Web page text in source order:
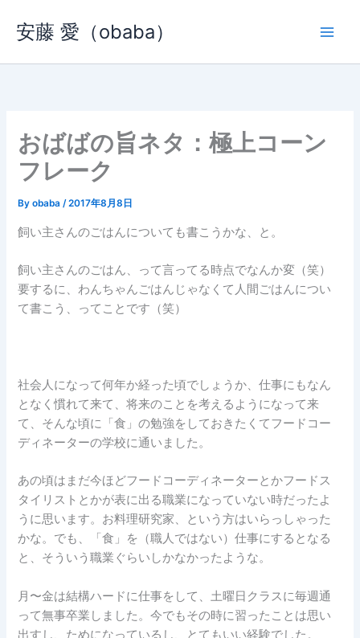
ス
安藤 愛（obaba）
おばばの旨ネタ：極上コーン
フレーク
Byobaba/2017年8月8日
飼い主さんのごはんについても書こうかな、と。
飼い主さんのごはん、って言ってる時点でなんか変（笑）
要するに、わんちゃんごはんじゃなくて人間ごはんについ
て書こう、ってことです（笑）
社会人になって何年か経った頃でしょうか、仕事にもなん
となく慣れて来て、将来のことを考えるようになって来
て、そんな頃に「食」の勉強をしておきたくてフードコー
ディネーターの学校に通いました。
あの頃はまだ今ほどフードコーディネーターとかフードス
タイリストとかが表に出る職業になっていない時だったよ
うに思います。お料理研究家、という方はいらっしゃった
かな。でも、「食」を（職人ではない）仕事にするとなる
と、そういう職業ぐらいしかなかったような。
月〜金は結構ハードに仕事をして、土曜日クラスに毎週通
って無事卒業しました。今でもその時に習ったことは思い
出すし、ためになっているし、とてもいい経験でした。